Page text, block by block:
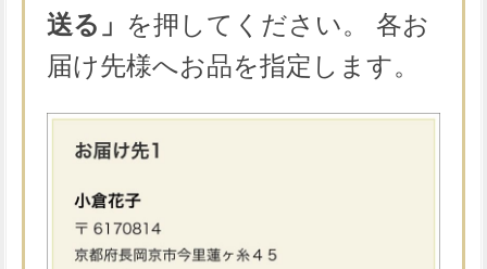
送る」 を押してください。 各お
届け先様へお品を指定します。